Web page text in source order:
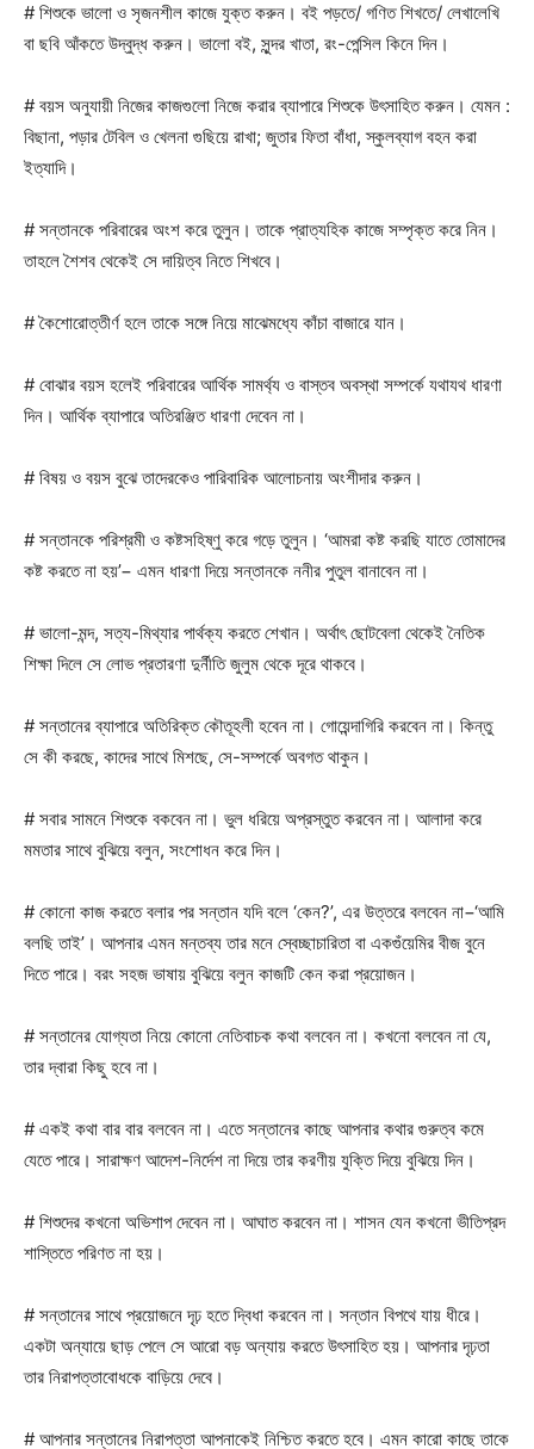
# শিশুকে ভালো ও সৃজনশীল কাজে যুক্ত করুন। বই পড়তে/ গণিত শিখতে/ লেখালেখি
বা ছবি আঁকতে উদ্বুদ্ধ করুন। ভালো বই, সুন্দর খাতা, রং-পেন্সিল কিনে দিন।
# বয়স অনুযায়ী নিজের কাজগুলো নিজে করার ব্যাপারে শিশুকে উৎসাহিত করুন। যেমন :
বিছানা, পড়ার টেবিল ও খেলনা গুছিয়ে রাখা; জুতার ফিতা বাঁধা, স্কুলব্যাগ বহন করা
ইত্যাদি।
# সন্তানকে পরিবারের অংশ করে তুলুন। তাকে প্রাত্যহিক কাজে সম্পৃক্ত করে নিন।
তাহলে শৈশব থেকেই সে দায়িত্ব নিতে শিখবে।
# কৈশোরোত্তীর্ণ হলে তাকে সঙ্গে নিয়ে মাঝেমধ্যে কাঁচা বাজারে যান।
# বোঝার বয়স হলেই পরিবারের আর্থিক সামর্থ্য ও বাস্তব অবস্থা সম্পর্কে যথাযথ ধারণা
দিন। আর্থিক ব্যাপারে অতিরঞ্জিত ধারণা দেবেন না।
# বিষয় ও বয়স বুঝে তাদেরকেও পারিবারিক আলোচনায় অংশীদার করুন।
# সন্তানকে পরিশ্রমী ও কষ্টসহিষ্ণু করে গড়ে তুলুন। ‘আমরা কষ্ট করছি যাতে তোমাদের
কষ্ট করতে না হয়’− এমন ধারণা দিয়ে সন্তানকে ননীর পুতুল বানাবেন না।
# ভালো-মন্দ, সত্য-মিথ্যার পার্থক্য করতে শেখান। অর্থাৎ ছোটবেলা থেকেই নৈতিক
শিক্ষা দিলে সে লোভ প্রতারণা দুর্নীতি জুলুম থেকে দূরে থাকবে।
# সন্তানের ব্যাপারে অতিরিক্ত কৌতূহলী হবেন না। গোয়েন্দাগিরি করবেন না। কিন্তু
সে কী করছে, কাদের সাথে মিশছে, সে-সম্পর্কে অবগত থাকুন।
# সবার সামনে শিশুকে বকবেন না। ভুল ধরিয়ে অপ্রস্তুত করবেন না। আলাদা করে
মমতার সাথে বুঝিয়ে বলুন, সংশোধন করে দিন।
# কোনো কাজ করতে বলার পর সন্তান যদি বলে ‘কেন?’, এর উত্তরে বলবেন না−‘আমি
বলছি তাই’। আপনার এমন মন্তব্য তার মনে স্বেচ্ছাচারিতা বা একগুঁয়েমির বীজ বুনে
দিতে পারে। বরং সহজ ভাষায় বুঝিয়ে বলুন কাজটি কেন করা প্রয়োজন।
# সন্তানের যোগ্যতা নিয়ে কোনো নেতিবাচক কথা বলবেন না। কখনো বলবেন না যে,
তার দ্বারা কিছু হবে না।
# একই কথা বার বার বলবেন না। এতে সন্তানের কাছে আপনার কথার গুরুত্ব কমে
যেতে পারে। সারাক্ষণ আদেশ-নির্দেশ না দিয়ে তার করণীয় যুক্তি দিয়ে বুঝিয়ে দিন।
# শিশুদের কখনো অভিশাপ দেবেন না। আঘাত করবেন না। শাসন যেন কখনো ভীতিপ্রদ
শাস্তিতে পরিণত না হয়।
# সন্তানের সাথে প্রয়োজনে দৃঢ় হতে দ্বিধা করবেন না। সন্তান বিপথে যায় ধীরে।
একটা অন্যায়ে ছাড় পেলে সে আরো বড় অন্যায় করতে উৎসাহিত হয়। আপনার দৃঢ়তা
তার নিরাপত্তাবোধকে বাড়িয়ে দেবে।
# আপনার সন্তানের নিরাপত্তা আপনাকেই নিশ্চিত করতে হবে। এমন কারো কাছে তাকে